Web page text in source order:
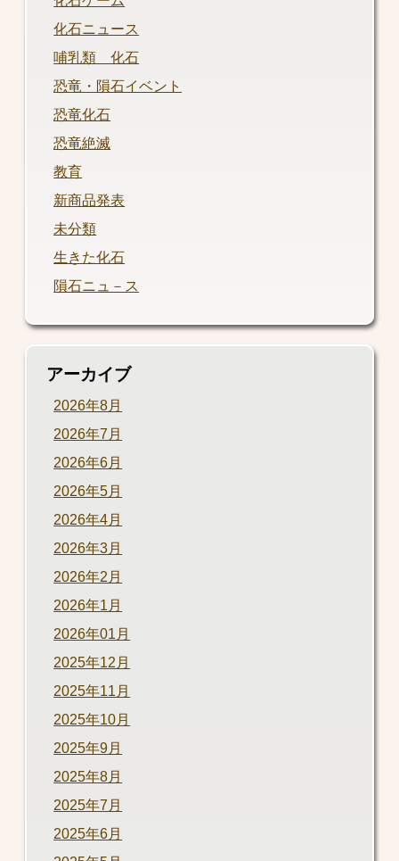
化石ニュース
哺乳類 化石
恐竜・隕石イベント
恐竜化石
恐竜絶滅
教育
新商品発表
未分類
生きた化石
隕石ニュ－ス
アーカイブ
2026年8月
2026年7月
2026年6月
2026年5月
2026年4月
2026年3月
2026年2月
2026年1月
2026年01月
2025年12月
2025年11月
2025年10月
2025年9月
2025年8月
2025年7月
2025年6月